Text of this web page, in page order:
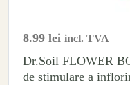
8.99 lei incl. TVA
Dr.Soil FLOWER
de stimulare a